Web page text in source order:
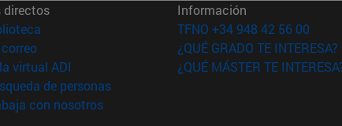
directos
(abre en nueva ventana)
(abre en nueva ventana)
virtual ADI (abre en nueva ventana)
de personas(abre en nueva ventana)
con nosotros(abre en nueva ventana)
Información
TFNO +34 948 42 56 00
¿QUÉ GRADO TE INTERESA?
¿QUÉ MÁSTER TE